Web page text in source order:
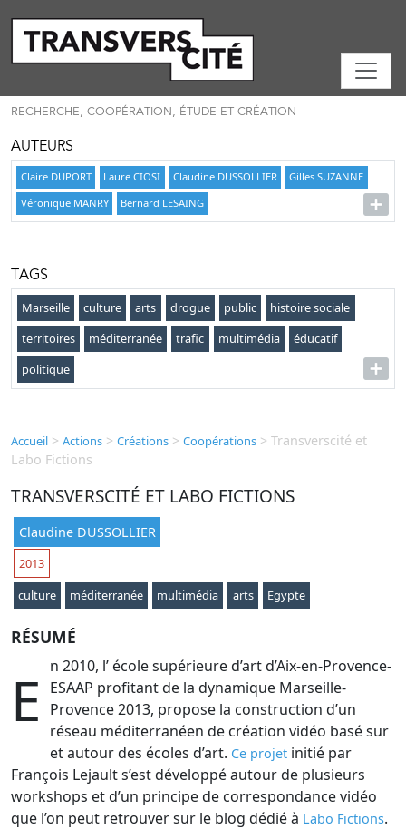
RECHERCHE, COOPÉRATION, ÉTUDE ET CRÉATION
AUTEURS
Claire DUPORT Laure CIOSI Claudine DUSSOLLIER
Gilles SUZANNE
Véronique MANRY
Bernard LESAING
TAGS
Marseille culture arts drogue public
histoire sociale
territoires
méditerranée trafic multimédia
éducatif
politique
Accueil > Actions > Créations > Coopérations > Transverscité et
Labo Fictions
TRANSVERSCITÉ ET LABO FICTIONS
Claudine DUSSOLLIER
2013
culture
méditerranée multimédia arts Egypte
RÉSUMÉ
E
n 2010, l’ école supérieure d’art d’Aix-en-Provence-
ESAAP profitant de la dynamique Marseille-
Provence 2013, propose la construction d’un
réseau méditerranéen de création vidéo basé sur
et autour des écoles d’art. Ce projet initié par
François Lejault s’est développé autour de plusieurs
workshops et d’un principe de correspondance vidéo
que l’on peut retrouver sur le blog dédié à Labo Fictions.